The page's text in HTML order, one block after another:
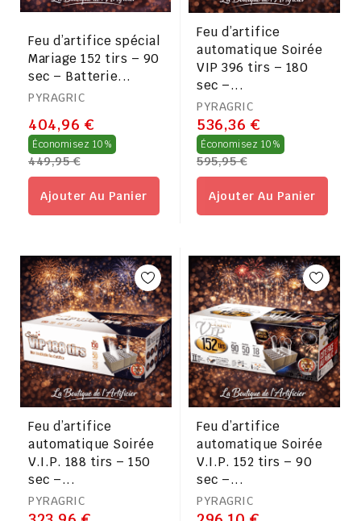
Feu d’artifice spécial
Mariage 152 tirs – 90
sec – Batterie...
PYRAGRIC
404,96 €
Économisez 10% Prix
régulier
449,95 €
Ajouter Au Panier
Feu d’artifice
automatique Soirée
VIP 396 tirs – 180
sec –...
PYRAGRIC
536,36 €
Économisez 10% Prix
régulier
595,95 €
Ajouter Au Panier
Feu d’artifice
automatique Soirée
V.I.P. 188 tirs – 150
sec –...
PYRAGRIC
Feu d’artifice
automatique Soirée
V.I.P. 152 tirs – 90
sec –...
PYRAGRIC